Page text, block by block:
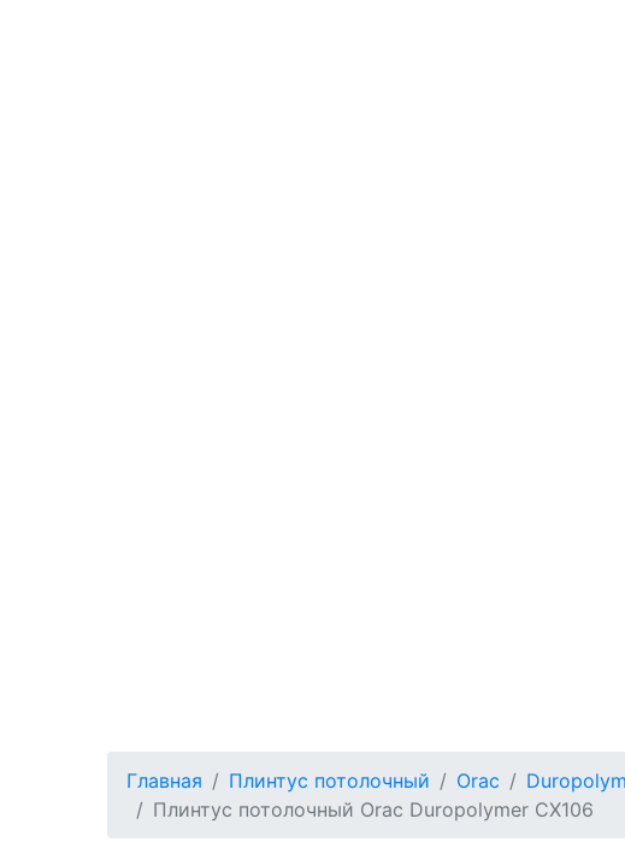
Главная Плинтус потолочный Orac
Плинтус потолочный Orac Duropolymer CX106